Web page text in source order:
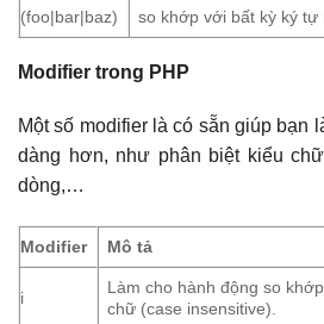
(foo|bar|baz) so khớp với bất kỳ ký tự
Modifier trong PHP
Một số modifier là có sẵn giúp bạn
dàng hơn, như phân biệt kiểu
dòng,…
Modifier Mô tả
i
Làm cho hành động so
chữ (case insensitive).